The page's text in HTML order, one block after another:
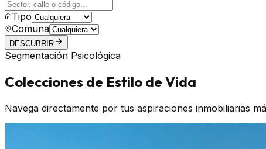
Tipo
Comuna
DESCUBRIR
Segmentación Psicológica
Colecciones de Estilo de Vida
Navega directamente por tus aspiraciones inmobiliarias